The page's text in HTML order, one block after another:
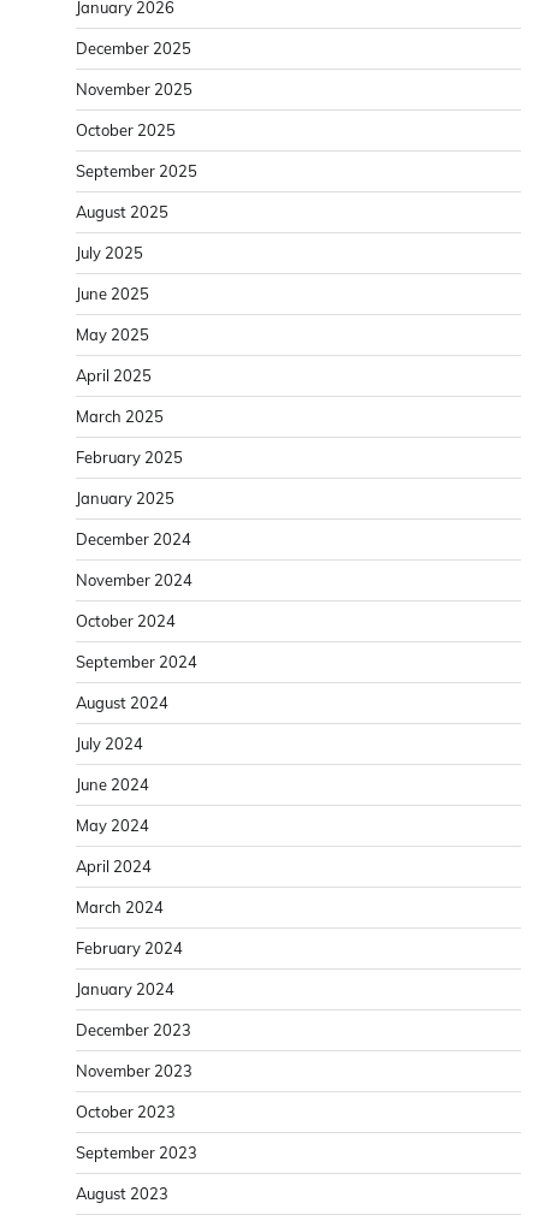
January 2026
December 2025
November 2025
October 2025
September 2025
August 2025
July 2025
June 2025
May 2025
April 2025
March 2025
February 2025
January 2025
December 2024
November 2024
October 2024
September 2024
August 2024
July 2024
June 2024
May 2024
April 2024
March 2024
February 2024
January 2024
December 2023
November 2023
October 2023
September 2023
August 2023